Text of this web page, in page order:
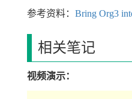
参考资料： Bring Org3
相关笔记
视频演示：